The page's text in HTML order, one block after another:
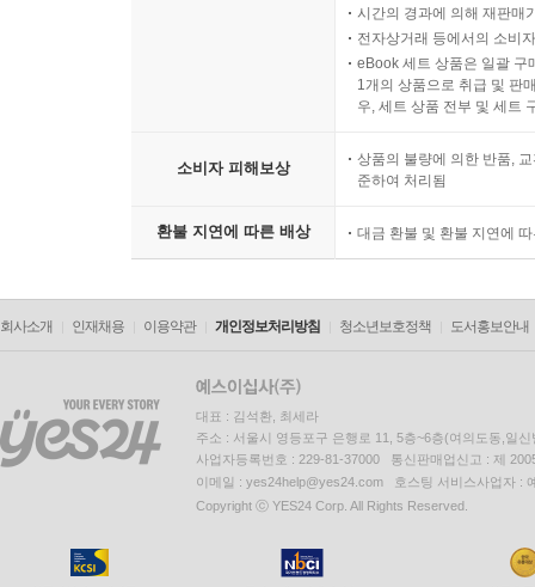
시간의 경과에 의해 재판매
전자상거래 등에서의 소비
eBook 세트 상품은 일괄 구
1개의 상품으로 취급 및 판
우, 세트 상품 전부 및 세트
소비자 피해보상
상품의 불량에 의한 반품,
준하여 처리됨
환불 지연에 따른 배상 대금 환불 및 환불 지연에
회사소개 인재채용 이용약관 개인정보처리방침 청소년보호정책 도서홍보안내
대표 : 김석환, 최세라
주소 : 서울시 영등포구 은행로 11, 5층~6층(여의도동,일신
사업자등록번호 : 229-81-37000 통신판매업신고 : 제
이메일 : yes24help@yes24.com 호스팅 서비스사업자 :
Copyright ⓒ YES24 Corp. All Rights Reserved.